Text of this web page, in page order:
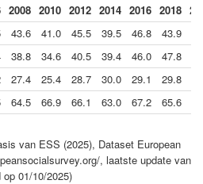
2008 2010 2012 2014 2016 2018
43.6 41.0 45.5 39.5 46.8 43.9
38.8 34.6 40.5 39.4 46.0 47.8
27.4 25.4 28.7 30.0 29.1 29.8
64.5 66.9 66.1 63.0 67.2 65.6
van ESS (2025), Dataset European
, laatste update van
op 01/10/2025)